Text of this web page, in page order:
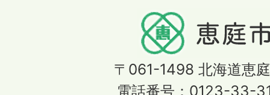
〒061-1498 北海道恵
電話番号：0123-33-